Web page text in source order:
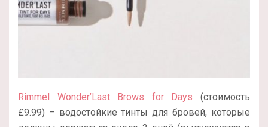
Rimmel Wonder’Last Brows for Days (стоимость
£9.99) – водостойкие тинты для бровей, которые